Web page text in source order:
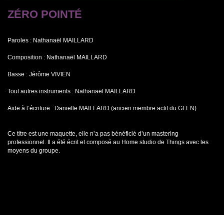
ZÉRO POINTÉ
Paroles : Nathanaël MAILLARD
Composition : Nathanaël MAILLARD
Basse : Jérôme VIVIEN
Tout autres instruments : Nathanaël MAILLARD
Aide à l’écriture : Danielle MAILLARD (ancien membre actif du GFEN)
Ce titre est une maquette, elle n’a pas bénéficié d’un mastering
professionnel. Il a été écrit et composé au Home studio de Things avec les
moyens du groupe.